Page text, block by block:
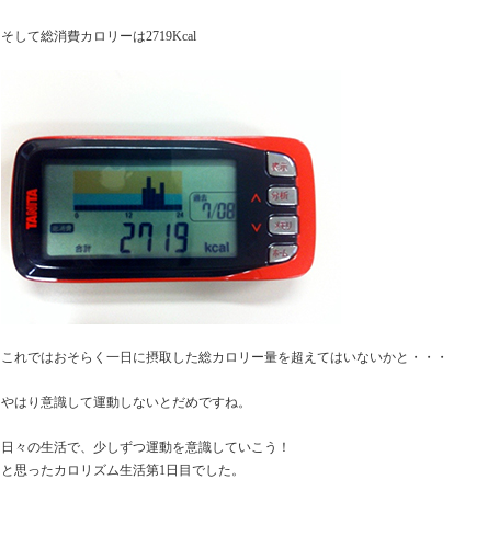
そして総消費カロリーは2719Kcal
これではおそらく一日に摂取した総カロリー量を超えてはいないかと・・・
やはり意識して運動しないとだめですね。
日々の生活で、少しずつ運動を意識していこう！
と思ったカロリズム生活第1日目でした。